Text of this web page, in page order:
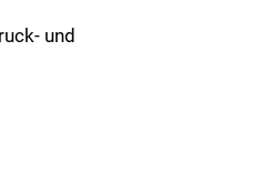
und